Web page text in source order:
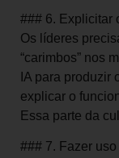
### 6. Explicitar
Os líderes
“carimbos” nos
IA para produzir
explicar o
Essa parte da
### 7. Fazer